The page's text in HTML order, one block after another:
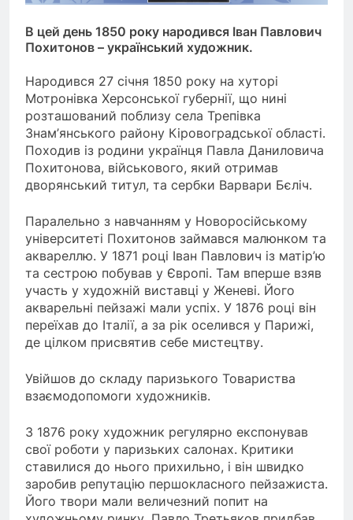
В цей день 1850 року народився Іван Павлович
Похитонов – український художник.
Народився 27 січня 1850 року на хуторі
Мотронівка Херсонської губернії, що нині
розташований поблизу села Трепівка
Знам’янського району Кіровоградської області.
Походив із родини українця Павла Даниловича
Похитонова, військового, який отримав
дворянський титул, та сербки Варвари Бєліч.
Паралельно з навчанням у Новоросійському
університеті Похитонов займався малюнком та
аквареллю. У 1871 році Іван Павлович із матір’ю
та сестрою побував у Європі. Там вперше взяв
участь у художній виставці у Женеві. Його
акварельні пейзажі мали успіх. У 1876 році він
переїхав до Італії, а за рік оселився у Парижі,
де цілком присвятив себе мистецтву.
Увійшов до складу паризького Товариства
взаємодопомоги художників.
З 1876 року художник регулярно експонував
свої роботи у паризьких салонах. Критики
ставилися до нього прихильно, і він швидко
заробив репутацію першокласного пейзажиста.
Його твори мали величезний попит на